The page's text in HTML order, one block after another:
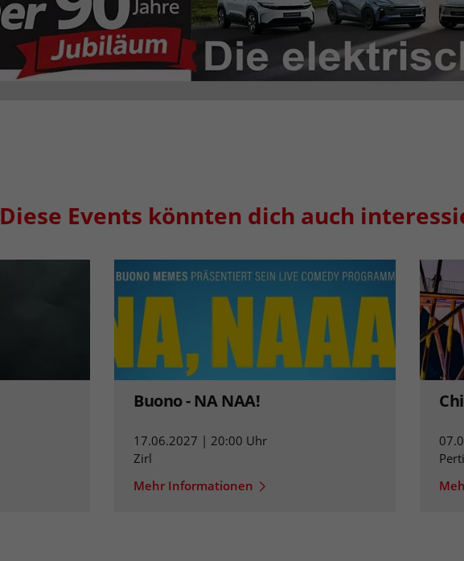
Diese Events könnten dich auch
Buono - NA NAA!
17.06.2027 | 20:00 Uhr
Zirl
Mehr Informationen